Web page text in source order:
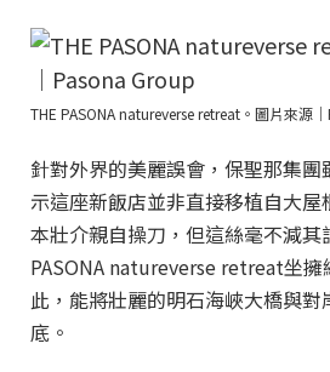
THE PASONA natureverse retreat。圖片來源
針對外界的美麗誤會，保聖那集
示這座新飯店並非直接移植自大
本壯介親自操刀，但這絲毫不減其
PASONA natureverse retreat坐
此，能將壯麗的明石海峽大橋與
底。